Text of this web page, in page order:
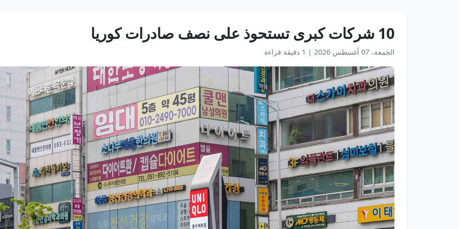
10 شركات كبرى تستحوذ على نصف صادرات كوريا
الجمعة، 07 أغسطس 2026 | 1 دقيقة قراءة